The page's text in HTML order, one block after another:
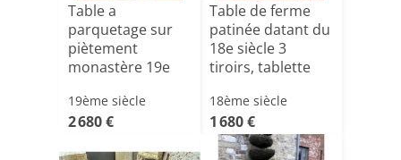
Table a
parquetage sur
piètement
monastère 19e
19ème siècle
2 680 €
Table de ferme
patinée datant du
18e siècle 3
tiroirs, tablette
18ème siècle
1 680 €